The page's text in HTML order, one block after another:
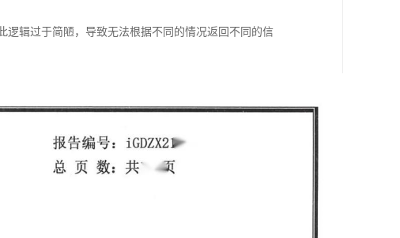
逻辑过于简陋，导致无法根据不同的情况返回不同的信